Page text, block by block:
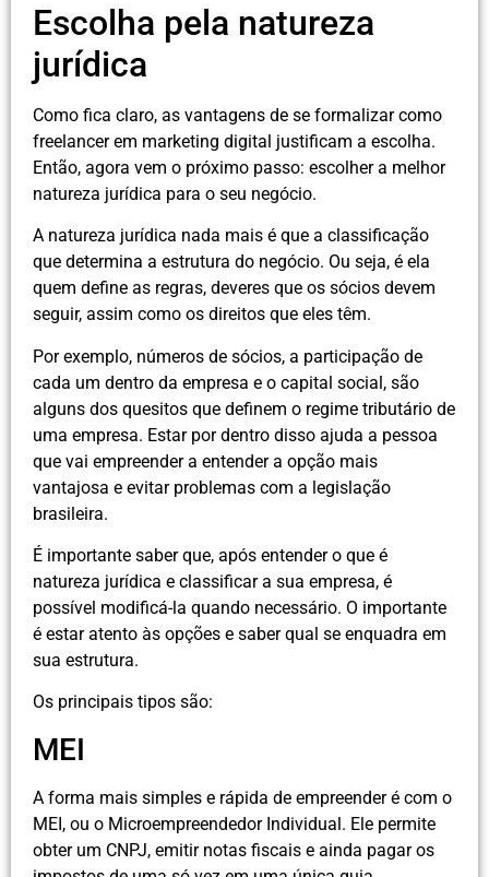
Escolha pela natureza
jurídica
Como fica claro, as vantagens de se formalizar como
freelancer em marketing digital justificam a escolha.
Então, agora vem o próximo passo: escolher a melhor
natureza jurídica para o seu negócio.
A natureza jurídica nada mais é que a classificação
que determina a estrutura do negócio. Ou seja, é ela
quem define as regras, deveres que os sócios devem
seguir, assim como os direitos que eles têm.
Por exemplo, números de sócios, a participação de
cada um dentro da empresa e o capital social, são
alguns dos quesitos que definem o regime tributário de
uma empresa. Estar por dentro disso ajuda a pessoa
que vai empreender a entender a opção mais
vantajosa e evitar problemas com a legislação
brasileira.
É importante saber que, após entender o que é
natureza jurídica e classificar a sua empresa, é
possível modificá-la quando necessário. O importante
é estar atento às opções e saber qual se enquadra em
sua estrutura.
Os principais tipos são:
MEI
A forma mais simples e rápida de empreender é com o
MEI, ou o Microempreendedor Individual. Ele permite
obter um CNPJ, emitir notas fiscais e ainda pagar os